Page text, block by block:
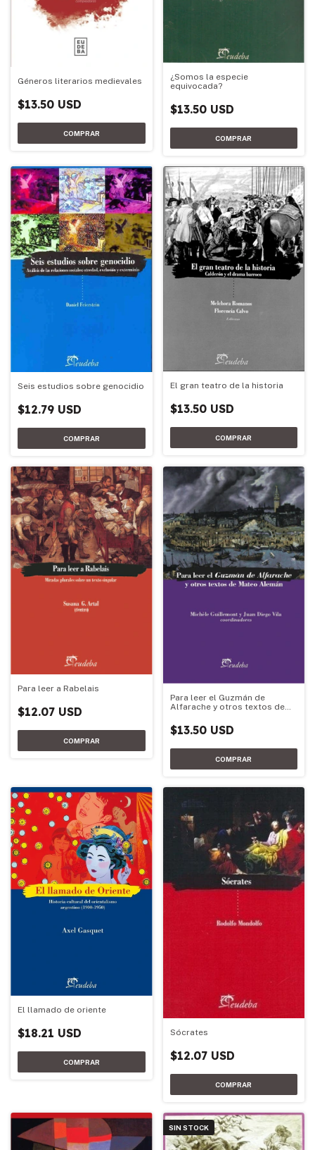
Géneros literarios medievales
$13.50 USD
¿Somos la especie
equivocada?
$13.50 USD
Seis estudios sobre genocidio
$12.79 USD
El gran teatro de la historia
$13.50 USD
Para leer a Rabelais
$12.07 USD
Para leer el Guzmán de
Alfarache y otros textos de
$13.50 USD
El llamado de oriente
$18.21 USD Sócrates
$12.07 USD
SIN STOCK